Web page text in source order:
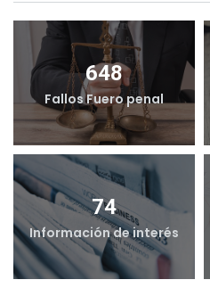
648
Fallos Fuero penal
74
Información de interés